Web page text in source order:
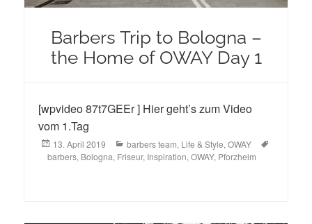
Barbers Trip to Bologna –
the Home of OWAY Day 1
[wpvideo 87t7GEEr ] Hier geht’s zum Video
vom 1.Tag
Posted
on
13. April 2019 Categories
barbers team, Life & Style, OWAY
barbers, Bologna, Friseur, Inspiration, OWAY, Pforzheim